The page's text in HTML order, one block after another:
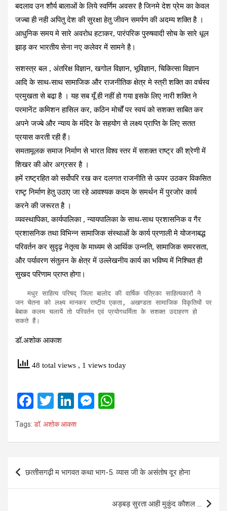
बदलाव उन शौर्य बालाओं के लिये स्वर्णिम अवसर है जिनमे देश प्रेम का केवल
जज्बा ही नही अपितु देश की सुरक्षा हेतु जीवन समर्पण की अदम्य शक्ति है ।
आधुनिक समय मे सारे अवरोध हटाकर, पारंपरिक पुरुषवादी सोच के सारे धूल
झाड़ कर भारतीय सेना नए कलेवर में सामने है।
सशस्त्र बल , अंतरिक्ष विज्ञान, खगोल विज्ञान, भूविज्ञान, चिकित्सा विज्ञान
आदि के साथ-साथ सामाजिक और राजनीतिक क्षेत्र मे स्त्री शक्ति का वर्चस्व
प्रमुखता से बढा़ है । यह सब यूँ ही नहीं हो गया इसके लिए नारी शक्ति ने
परमानेंट कमिशन हासिल कर, कठिन मोर्चों पर स्वयं को सशक्त साबित कर
अपने जज्बे और न्याय के मंदिर के सहयोग से लक्ष्य प्राप्ति के लिए सतत
प्रयास करती रही हैं।
समतामूलक समाज निर्माण से भारत विश्व स्तर में सशक्त राष्ट्र की श्रेणी में
शिखर की ओर अग्रसर है ।
हमें राष्ट्रहित को सर्वोपरि रख कर दलगत राजनीति से ऊपर उठकर विकसित
राष्टृ निर्माण हेतु उठाए जा रहे आवश्यक कदम के समर्थन में पुरजोर कार्य
करने की जरूरत है ।
व्यवस्थापिका, कार्यपालिका , न्यायपालिका के साथ-साथ प्रशासनिक व गैर
प्रशासनिक तथा विभिन्न सामाजिक संस्थाओं के कार्य प्रणाली मे योजनाबद्ध
परिवर्तन कर सुदृढ़ नेतृत्व के माध्यम से आर्थिक उन्नति, सामाजिक समरसता,
और पर्यावरण संतुलन के क्षेत्र में उल्लेखनीय कार्य का भविष्य में निश्चित ही
सुखद परिणाम प्राप्त होगा।
जन चेतना को लक्ष्य मानकर राष्टी़य एकता, अखण्डता सामाजिक विकृतियों पर
बेबाक कलम चलायें तो परिवर्तन एवं प्रयोगधर्मिता के सशक्त उदाहरण हो
सकते हैं।
डॉ.अशोक आकाश
48 total views , 1 views today
F
a
ce
o
T
wi
tt
Li
n
ke
n
M
g
A
p
Tags: डॉ. अशोक आकश
navigation
छत्‍तीसगढ़ी म भागवत कथा भाग-5. व्‍यास जी के असंतोष दूर होना
अड़बड़ सुरता आही मुकुंद कौशल …